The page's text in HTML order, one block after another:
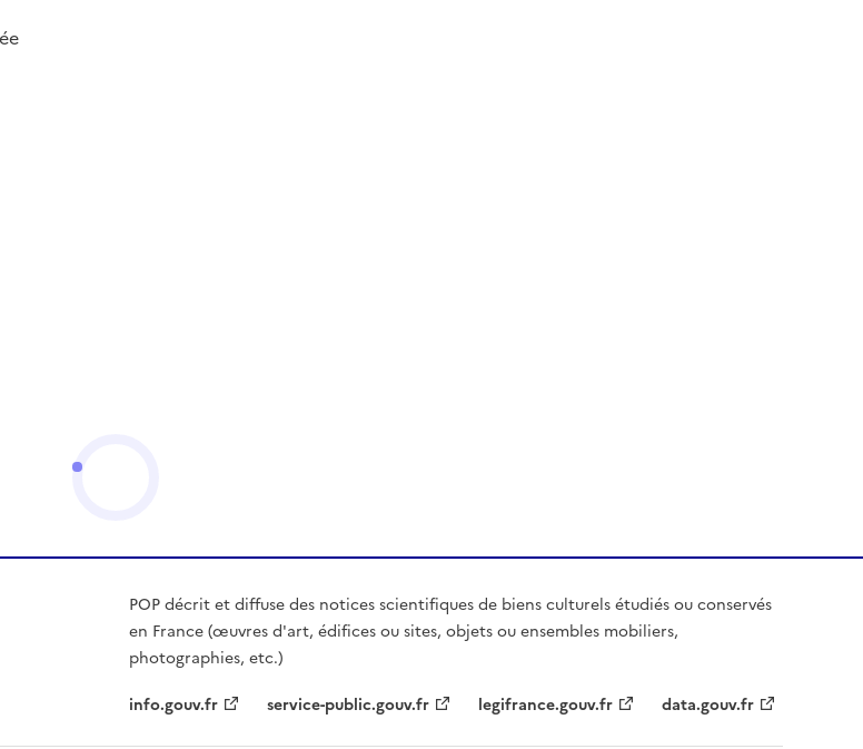
POP décrit et diffuse des notices scientifiques de biens culturels étudiés ou conservés
en France (œuvres d'art, édifices ou sites, objets ou ensembles mobiliers,
photographies, etc.)
info.gouv.fr
service-public.gouv.fr legifrance.gouv.fr data.gouv.fr